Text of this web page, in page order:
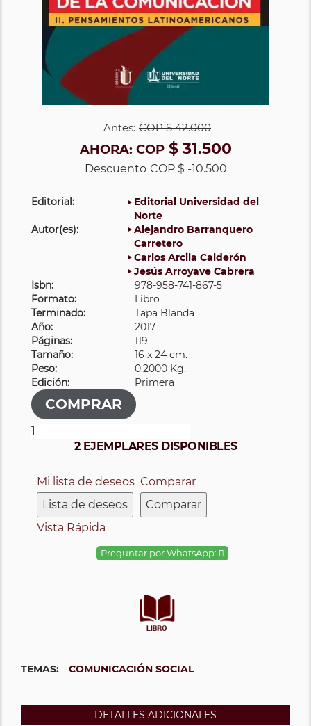
Antes: COP$ 42.000
AHORA: COP$ 31.500
Descuento COP $ -10.500
Editorial:
Editorial Universidad del
Norte
Autor(es):
Alejandro Barranquero
Carretero
Carlos Arcila Calderón
Jesús Arroyave Cabrera
Isbn:
978-958-741-867-5
Formato:
Libro
Terminado:
Tapa Blanda
Año:
2017
Páginas:
119
Tamaño:
16 x 24 cm.
Peso:
0.2000 Kg.
Edición:
Primera
2 EJEMPLARES DISPONIBLES
Mi lista de deseos
Lista de deseos
Comparar
Comparar
Vista Rápida
Preguntar por WhatsApp:
TEMAS: COMUNICACIÓN SOCIAL
DETALLES ADICIONALES